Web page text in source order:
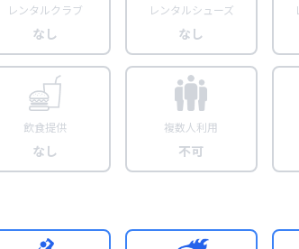
レンタルクラブ
なし
レンタルシューズ
なし
飲食提供
なし
複数人利用
不可